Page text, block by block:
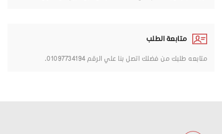
متابعة الطلب
متابعه طلبك من فضلك اتصل بنا علي الرقم 01097734194.